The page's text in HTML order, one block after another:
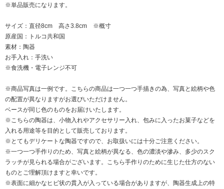
※単品販売になります。
サイズ：直径8cm 高さ3.8cm ※概寸
原産国：トルコ共和国
素材：陶器
お手入れ：手洗い
※食洗機・電子レンジ不可
※商品写真は一例です。こちらの商品は一つ一つ手描きの為、写真と絵柄や色
の配置が異なりますがお選びいただけません。
ベースが同じ色のものをお届けいたします。
※こちらの陶器は、小物入れやアクセサリー入れ、包みに入ったお菓子などを
入れる用途等を目的として販売しております。
※とてもデリケートな陶器ですので、お取扱いには十分ご注意ください。
※一つ一つ手作りのため、写真と絵柄が異なる、色の濃淡や滲み、多少のスク
ラッチが見られる場合がございます。こちら手作りのために生じた仕方のない
ものとご理解頂けますと幸いです。
※表面に細かなヒビ状の貫入が入っている場合がありますが、陶器生成上の特